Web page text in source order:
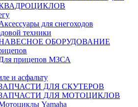
для снегоходов
техники
ОБОРУДОВАНИЕ
прицепов МЗСА
и асфальту
ДЛЯ СКУТЕРОВ
ДЛЯ МОТОЦИКЛОВ
Yamaha